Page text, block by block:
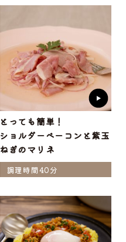
とっても簡単！
ショルダーベーコンと紫玉
ねぎのマリネ
調理時間40分